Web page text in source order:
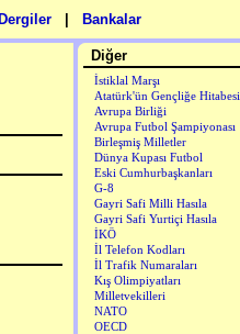
Dergiler Bankalar
Diğer
İstiklal Marşı
Atatürk'ün Gençliğe Hitabesi
Avrupa Birliği
Avrupa Futbol Şampiyonası
Birleşmiş Milletler
Dünya Kupası Futbol
Eski Cumhurbaşkanları
G-8
Gayri Safi Milli Hasıla
Gayri Safi Yurtiçi Hasıla
İKÖ
İl Telefon Kodları
İl Trafik Numaraları
Kış Olimpiyatları
Milletvekilleri
NATO
OECD